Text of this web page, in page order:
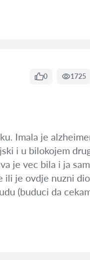
0 1725
Imala je
i u bilokojem
je vec bila i ja
ili je ovdje nuzni
(buduci da